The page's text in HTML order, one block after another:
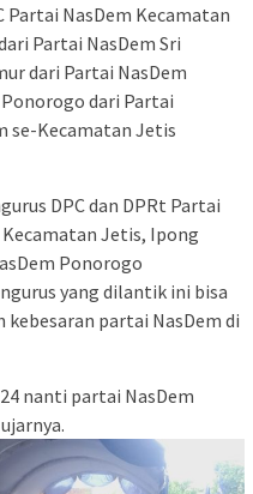
Partai NasDem Kecamatan
Partai NasDem Sri
dari Partai NasDem
dari Partai
se-Kecamatan Jetis
DPC dan DPRt Partai
Jetis, Ipong
Ponorogo
yang dilantik ini bisa
partai NasDem di
nanti partai NasDem